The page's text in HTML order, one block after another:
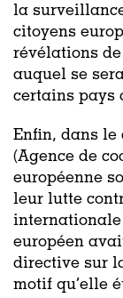
la
citoyens
révélations de
auquel se
certains pays
Enfin, dans le
(Agence de
européenne
leur lutte
européen
directive sur
motif qu’elle